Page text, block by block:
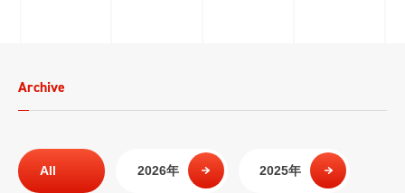
Archive
All 2026年 2025年